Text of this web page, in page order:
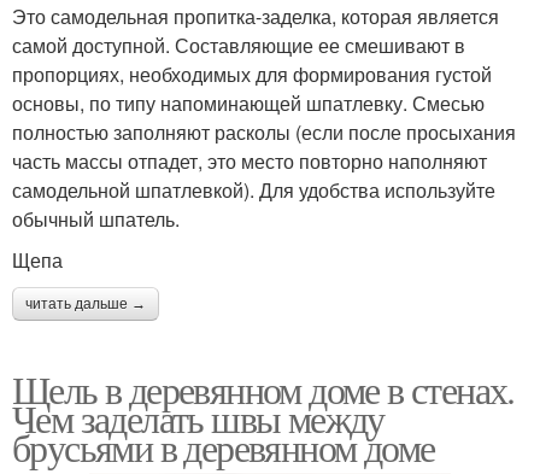
Это самодельная пропитка-заделка, которая является
самой доступной. Составляющие ее смешивают в
пропорциях, необходимых для формирования густой
основы, по типу напоминающей шпатлевку. Смесью
полностью заполняют расколы (если после просыхания
часть массы отпадет, это место повторно наполняют
самодельной шпатлевкой). Для удобства используйте
обычный шпатель.
Щепа
читать дальше →
Щель в деревянном доме в стенах.
Чем заделать швы между
брусьями в деревянном доме